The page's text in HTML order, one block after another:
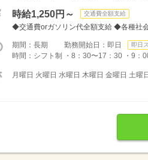
時給1,250円～ 交通費全額支給
◆交通費orガソリン代全額支給 ◆各種社
期間：長期 勤務開始日：即日 即日
時間：シフト制 ・8：30〜17：30 ・9
月曜日 火曜日 水曜日 木曜日 金曜日 土曜